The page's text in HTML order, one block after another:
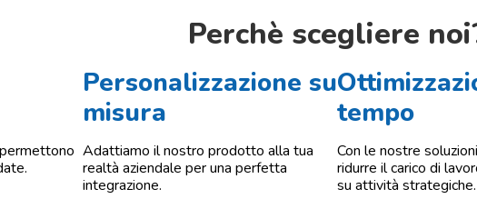
Perchè scegliere
Personalizzazione su
misura
Adattiamo il nostro prodotto alla tua
realtà aziendale per una perfetta
integrazione.
tempo
Con le nostre
ridurre il carico di
su attività strategiche.